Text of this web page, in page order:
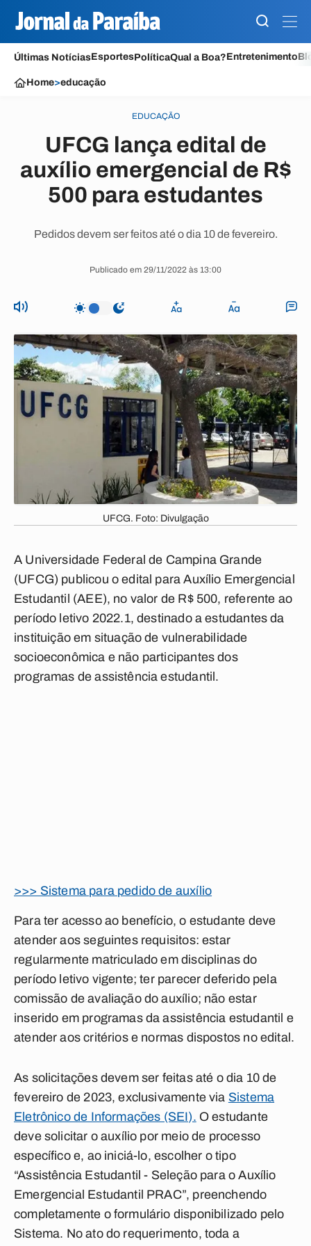
Últimas NotíciasEsportesPolíticaQual a Boa?Entretenimento
Home>educação
EDUCAÇÃO
UFCG lança edital de
auxílio emergencial de R$
500 para estudantes
Pedidos devem ser feitos até o dia 10 de fevereiro.
Publicado em 29/11/2022 às 13:00
UFCG. Foto: Divulgação
A Universidade Federal de Campina Grande
(UFCG) publicou o edital para Auxílio Emergencial
Estudantil (AEE), no valor de R$ 500, referente ao
período letivo 2022.1, destinado a estudantes da
instituição em situação de vulnerabilidade
socioeconômica e não participantes dos
programas de assistência estudantil.
>>> Sistema para pedido de auxílio
Para ter acesso ao benefício, o estudante deve
atender aos seguintes requisitos: estar
regularmente matriculado em disciplinas do
período letivo vigente; ter parecer deferido pela
comissão de avaliação do auxílio; não estar
inserido em programas da assistência estudantil e
atender aos critérios e normas dispostos no edital.
As solicitações devem ser feitas até o dia 10 de
fevereiro de 2023, exclusivamente via Sistema
Eletrônico de Informações (SEI). O estudante
deve solicitar o auxílio por meio de processo
específico e, ao iniciá-lo, escolher o tipo
“Assistência Estudantil - Seleção para o Auxílio
Emergencial Estudantil PRAC”, preenchendo
completamente o formulário disponibilizado pelo
Sistema. No ato do requerimento, toda a